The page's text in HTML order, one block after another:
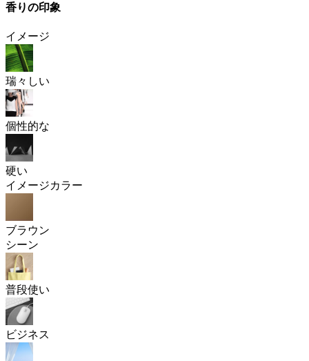
香りの印象
イメージ
瑞々しい
個性的な
硬い
イメージカラー
ブラウン
シーン
普段使い
ビジネス